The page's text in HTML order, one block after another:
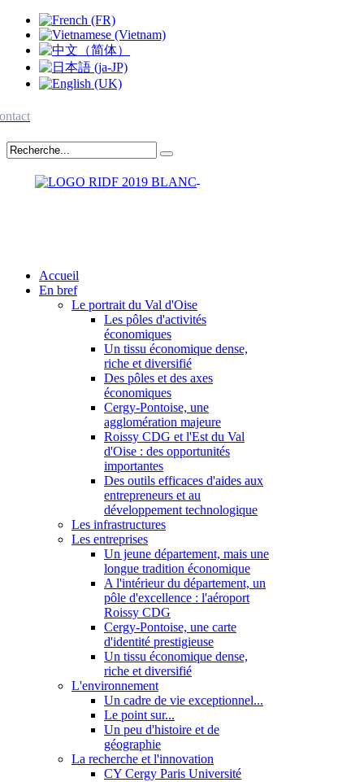
Accueil
En bref
Le portrait du Val d'Oise
Les pôles d'activités
économiques
Un tissu économique dense,
riche et diversifié
Des pôles et des axes
économiques
Cergy-Pontoise, une
agglomération majeure
Roissy CDG et l'Est du Val
d'Oise : des opportunités
importantes
Des outils efficaces d'aides aux
entrepreneurs et au
développement technologique
Les infrastructures
Les entreprises
Un jeune département, mais une
longue tradition économique
A l'intérieur du département, un
pôle d'excellence : l'aéroport
Roissy CDG
Cergy-Pontoise, une carte
d'identité prestigieuse
Un tissu économique dense,
riche et diversifié
L'environnement
Un cadre de vie exceptionnel...
Le point sur...
Un peu d'histoire et de
géographie
La recherche et l'innovation
CY Cergy Paris Université